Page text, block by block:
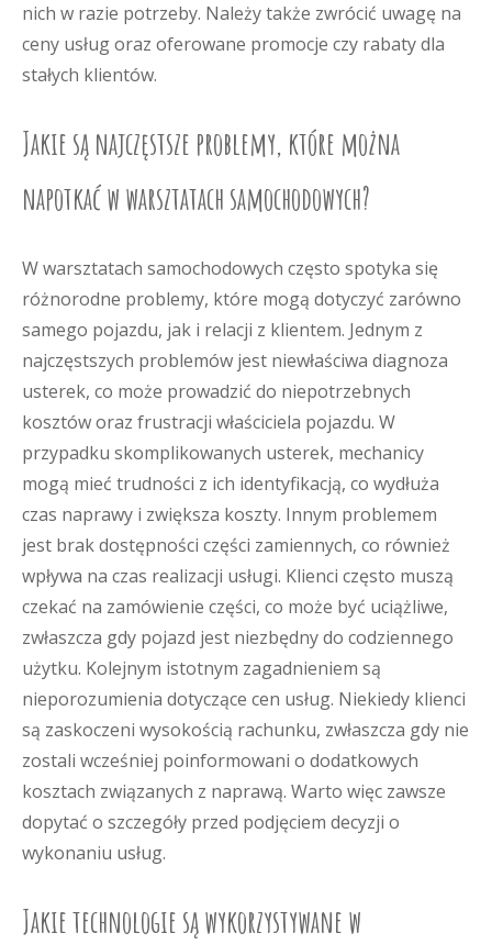
nich w razie potrzeby. Należy także zwrócić uwagę na
ceny usług oraz oferowane promocje czy rabaty dla
stałych klientów.
Jakie są najczęstsze problemy, które można
napotkać w warsztatach samochodowych?
W warsztatach samochodowych często spotyka się
różnorodne problemy, które mogą dotyczyć zarówno
samego pojazdu, jak i relacji z klientem. Jednym z
najczęstszych problemów jest niewłaściwa diagnoza
usterek, co może prowadzić do niepotrzebnych
kosztów oraz frustracji właściciela pojazdu. W
przypadku skomplikowanych usterek, mechanicy
mogą mieć trudności z ich identyfikacją, co wydłuża
czas naprawy i zwiększa koszty. Innym problemem
jest brak dostępności części zamiennych, co również
wpływa na czas realizacji usługi. Klienci często muszą
czekać na zamówienie części, co może być uciążliwe,
zwłaszcza gdy pojazd jest niezbędny do codziennego
użytku. Kolejnym istotnym zagadnieniem są
nieporozumienia dotyczące cen usług. Niekiedy klienci
są zaskoczeni wysokością rachunku, zwłaszcza gdy nie
zostali wcześniej poinformowani o dodatkowych
kosztach związanych z naprawą. Warto więc zawsze
dopytać o szczegóły przed podjęciem decyzji o
wykonaniu usług.
Jakie technologie są wykorzystywane w